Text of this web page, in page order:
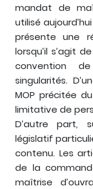
mandat de
utilisé
présente une
lorsqu’il s’agit
convention
singularités.
MOP précitée
limitative de
D’autre part,
législatif
contenu. Les
de la
maîtrise